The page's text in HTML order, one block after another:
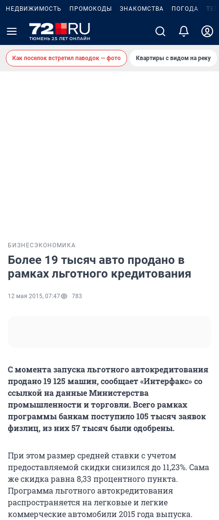
НЕДВИЖИМОСТЬ ПРОМОКОДЫ ЗНАКОМСТВА ПОГОДА
Как поселок встретил паводок — фото Квартиры с видом на реку
БИЗНЕС ЭКОНОМИКА
Более 19 тысяч авто продано в
рамках льготного кредитования
12 мая 2015, 07:47 783
С момента запуска льготного автокредитования
продано 19 125 машин, сообщает «Интерфакс» со
ссылкой на данные Министерства
промышленности и торговли. Всего рамках
программы банкам поступило 105 тысяч заявок
физлиц, из них 57 тысяч были одобрены.
При этом размер средней ставки с учетом
предоставляемой скидки снизился до 11,23%. Сама
же скидка равна 8,33 процентного пункта.
Программа льготного автокредитования
распространяется на легковые и легкие
коммерческие автомобили 2015 года выпуска.